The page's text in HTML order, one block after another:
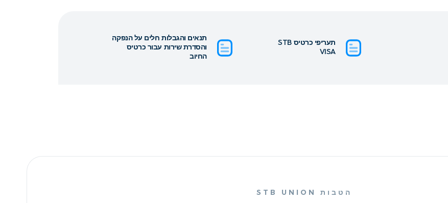
תעריפי כרטיס STB
VISA
תנאים והגבלות חלים על הנפקה
והסדרת שירות עבור כרטיס
החיוב
הטבות STB UNION